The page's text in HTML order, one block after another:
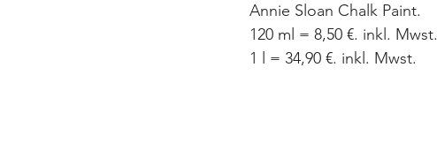
Annie Sloan Chalk Paint.
120 ml = 8,50 €. inkl. Mwst.
1 l = 34,90 €. inkl. Mwst.